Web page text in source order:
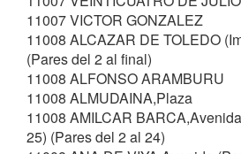
11007 VICTOR GONZALEZ
11008 ALCAZAR DE TOLEDO
(Pares del 2 al final)
11008 ALFONSO ARAMBURU
11008 ALMUDAINA,Plaza
11008 AMILCAR
25) (Pares del 2 al 24)